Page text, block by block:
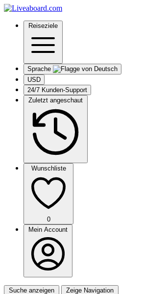
Reiseziele
Sprache
USD
24/7 Kunden-Support
Zuletzt angeschaut
Wunschliste
0
Mein Account
Suche anzeigen Zeige Navigation